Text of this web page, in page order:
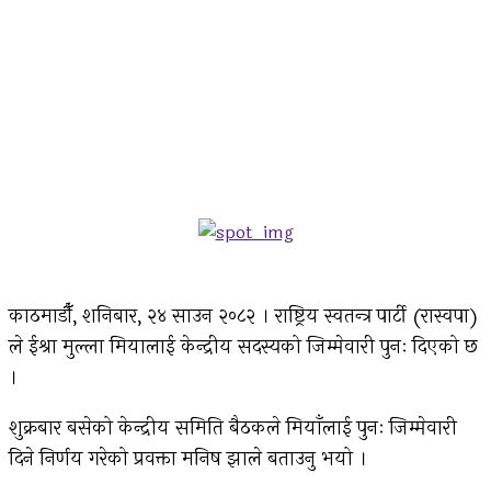
काठमाडौँ, शनिबार, २४ साउन २०८२ । राष्ट्रिय स्वतन्त्र पार्टी (रास्वपा)
ले ईश्रा मुल्ला मियालाई केन्द्रीय सदस्यको जिम्मेवारी पुनः दिएको छ
।
शुक्रबार बसेको केन्द्रीय समिति बैठकले मियाँलाई पुनः जिम्मेवारी
दिने निर्णय गरेको प्रवक्ता मनिष झाले बताउनु भयो ।